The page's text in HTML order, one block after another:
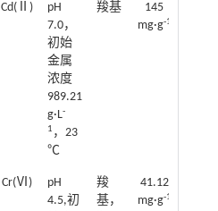
Cd(Ⅱ)
pH
7.0，
初始
金属
浓度
989.21
g·L-
1 ，23
℃
羧基
145
mg·g-1
Cr(Ⅵ)
pH
4.5,初
羧
基，
41.12
mg·g-1